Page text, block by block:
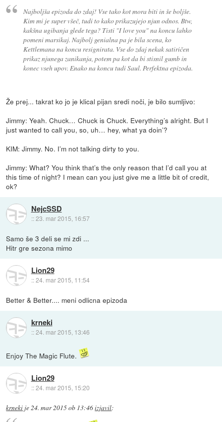
Najboljša epizoda do zdaj! Vse tako kot mora biti in še boljše.
Kim mi je super všeč, tudi to kako prikazujejo njun odnos. Btw,
kakšna ugibanja glede tega? Tisti "I love you" na koncu lahko
pomeni marsikaj. Najbolj genialna pa je bila scena, ko
Kettlemana na koncu resignirata. Vse do zdaj nekak satiričen
prikaz njunega zanikanja, potem pa kot da bi stisnil gumb in
konec vseh upov. Enako na koncu tudi Saul. Perfektna epizoda.
Že prej... takrat ko jo je klical pijan sredi noči, je bilo sumljivo:
Jimmy: Yeah. Chuck… Chuck is Chuck. Everything’s alright. But I
just wanted to call you, so, uh… hey, what ya doin’?
KIM: Jimmy. No. I’m not talking dirty to you.
Jimmy: What? You think that’s the only reason that I’d call you at
this time of night? I mean can you just give me a little bit of credit,
ok?
NejcSSD
::23. mar 2015, 16:57
Samo še 3 deli se mi zdi ...
Hitr gre sezona mimo
Lion29
::24. mar 2015, 11:54
Better & Better.... meni odlicna epizoda
krneki
::24. mar 2015, 13:46
Enjoy The Magic Flute.
Lion29
::24. mar 2015, 15:20
krneki je24. mar 2015 ob 13:46izjavil: